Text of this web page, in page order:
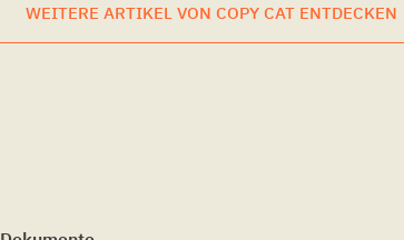
WEITERE ARTIKEL VON COPY CAT ENTDECKEN